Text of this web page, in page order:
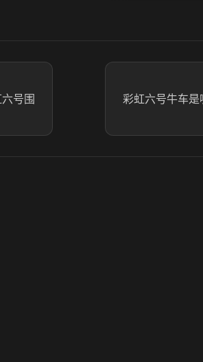
号围
彩虹六号牛车